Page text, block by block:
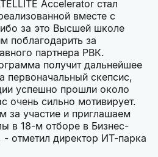
Accelerator стал
вместе с
за это Высшей школе
поблагодарить за
партнера РВК.
получит дальнейшее
первоначальный скепсис,
успешно прошли около
очень сильно мотивирует.
за участие и приглашаем
в 18-м отборе в Бизнес-
отметил директор ИТ-парка